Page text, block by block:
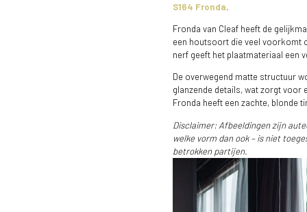
S164 Fronda
Fronda van Cleaf heeft de
een houtsoort die veel voorkomt
nerf geeft het plaatmateriaal een
De overwegend matte structuur
glanzende details, wat zorgt voor
Fronda heeft een zachte, blonde
Disclaimer: Afbeeldingen zijn
welke vorm dan ook – is niet
betrokken partijen.